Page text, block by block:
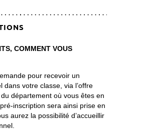
COMMENT VOUS
pour recevoir un
dans votre classe, via l’offre
département où vous êtes en
inscription sera ainsi prise en
aurez la possibilité d’accueillir